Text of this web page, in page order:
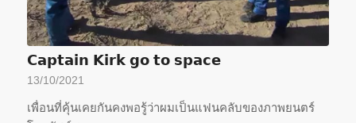
𝗖𝗮𝗽𝘁𝗮𝗶𝗻 𝗞𝗶𝗿𝗸 𝗴𝗼 𝘁𝗼 𝘀𝗽𝗮𝗰𝗲
13/10/2021
เพื่อนที่คุ้นเคยกันคงพอรู้ว่าผมเป็นแฟนคลับของภาพยนตร์